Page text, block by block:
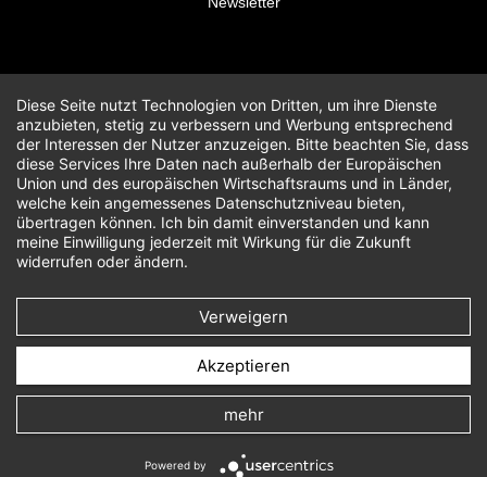
Diese Seite nutzt Technologien von Dritten, um ihre Dienste
anzubieten, stetig zu verbessern und Werbung entsprechend
der Interessen der Nutzer anzuzeigen. Bitte beachten Sie, dass
diese Services Ihre Daten nach außerhalb der Europäischen
Union und des europäischen Wirtschaftsraums und in Länder,
welche kein angemessenes Datenschutzniveau bieten,
übertragen können. Ich bin damit einverstanden und kann
meine Einwilligung jederzeit mit Wirkung für die Zukunft
widerrufen oder ändern.
Verweigern
Akzeptieren
mehr
Powered by